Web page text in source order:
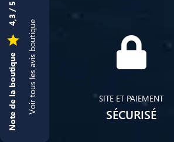
Note de la boutique

4,3 / 5
Voir tous les avis boutique SITE ET PAIEMENT
SÉCURISÉ